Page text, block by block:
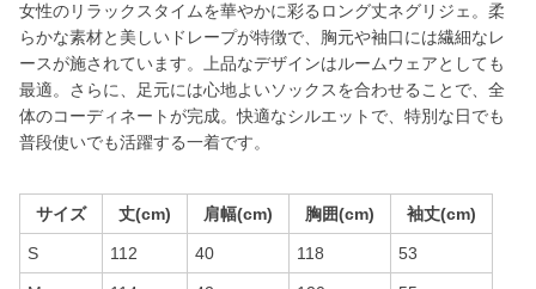
女性のリラックスタイムを華やかに彩るロング丈ネグリジェ。柔
らかな素材と美しいドレープが特徴で、胸元や袖口には繊細なレ
ースが施されています。上品なデザインはルームウェアとしても
最適。さらに、足元には心地よいソックスを合わせることで、全
体のコーディネートが完成。快適なシルエットで、特別な日でも
普段使いでも活躍する一着です。
サイズ 丈(cm) 肩幅(cm) 胸囲(cm) 袖丈(cm)
S 112 40 118 53